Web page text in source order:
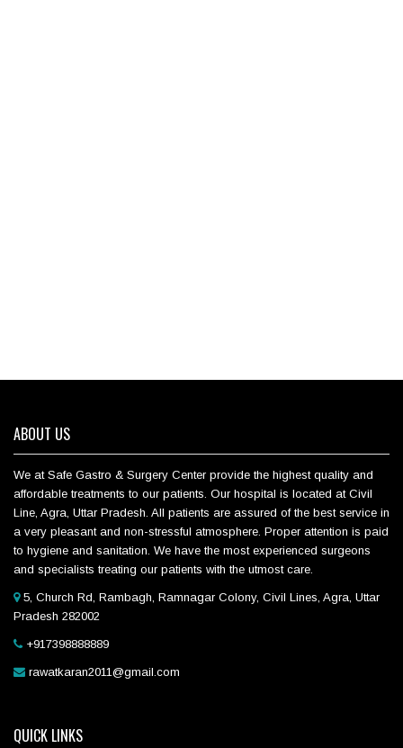
ABOUT US
We at Safe Gastro & Surgery Center provide the highest quality and
affordable treatments to our patients. Our hospital is located at Civil
Line, Agra, Uttar Pradesh. All patients are assured of the best service in
a very pleasant and non-stressful atmosphere. Proper attention is paid
to hygiene and sanitation. We have the most experienced surgeons
and specialists treating our patients with the utmost care.
5, Church Rd, Rambagh, Ramnagar Colony, Civil Lines, Agra, Uttar
Pradesh 282002
+917398888889
rawatkaran2011@gmail.com
QUICK LINKS